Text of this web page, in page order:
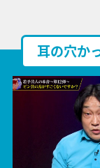
耳の穴か